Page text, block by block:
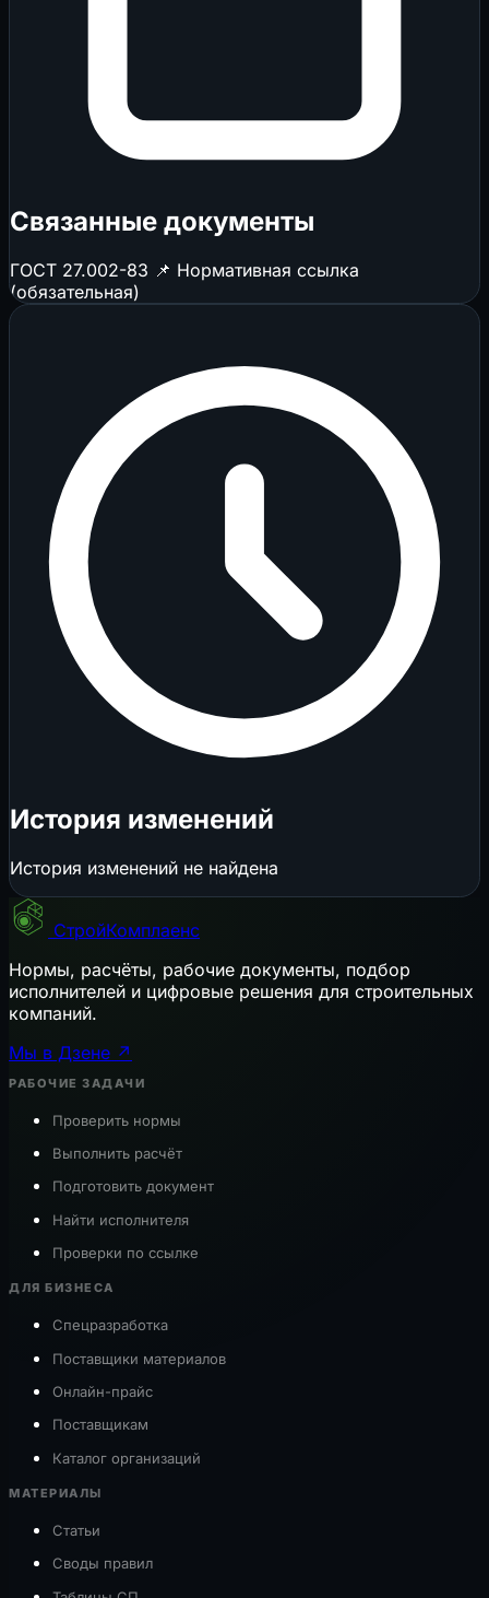
Связанные документы
ГОСТ 27.002-83 📌 Нормативная ссылка
(обязательная)
История изменений
История изменений не найдена
СтройКомплаенс
Нормы, расчёты, рабочие документы, подбор
исполнителей и цифровые решения для строительных
компаний.
Мы в Дзене ↗
РАБОЧИЕ ЗАДАЧИ
Проверить нормы
Выполнить расчёт
Подготовить документ
Найти исполнителя
Проверки по ссылке
ДЛЯ БИЗНЕСА
Спецразработка
Поставщики материалов
Онлайн-прайс
Поставщикам
Каталог организаций
МАТЕРИАЛЫ
Статьи
Своды правил